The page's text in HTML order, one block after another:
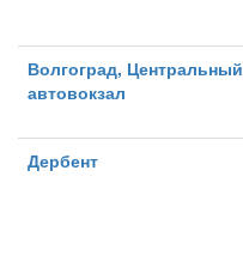
Волгоград, Центральный
автовокзал
Дербент